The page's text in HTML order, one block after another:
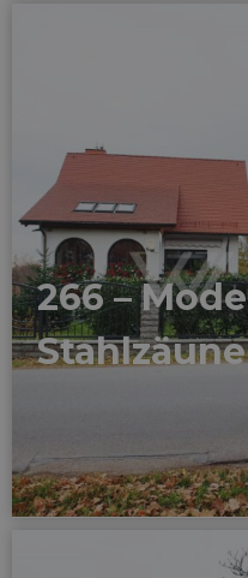
266 –
Stahlzäune